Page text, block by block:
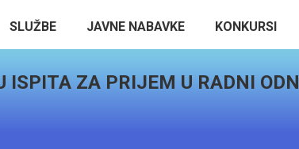
SLUŽBE JAVNE NABAVKE KONKURSI
ZA PRIJEM U RADNI